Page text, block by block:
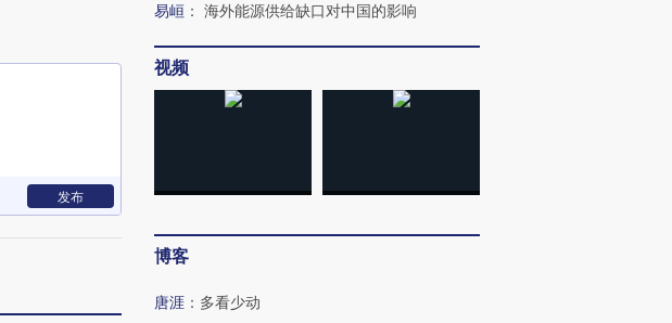
发布
易峘 ： 海外能源供给缺口对中国的影响
视频
博客
唐涯 ： 多看少动